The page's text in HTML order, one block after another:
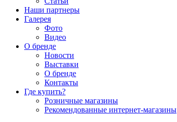
Наши партнеры
Галерея
Фото
Видео
О бренде
Новости
Выставки
О бренде
Контакты
Где купить?
Розничные магазины
Рекомендованные интернет-магазины